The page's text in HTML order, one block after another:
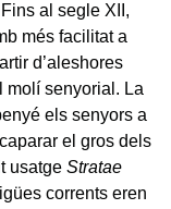
al segle XII,
més facilitat a
d’aleshores
molí senyorial. La
els senyors a
el gros dels
usatge Stratae
corrents eren